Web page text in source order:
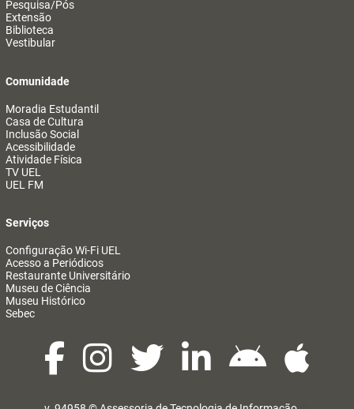
Pesquisa/Pós
Extensão
Biblioteca
Vestibular
Comunidade
Moradia Estudantil
Casa de Cultura
Inclusão Social
Acessibilidade
Atividade Física
TV UEL
UEL FM
Serviços
Configuração Wi-Fi UEL
Acesso a Periódicos
Restaurante Universitário
Museu de Ciência
Museu Histórico
Sebec